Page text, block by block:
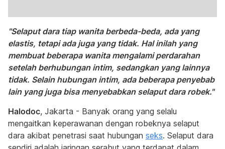
"Selaput dara tiap wanita berbeda-beda, ada yang
elastis, tetapi ada juga yang tidak. Hal inilah yang
membuat beberapa wanita mengalami perdarahan
setelah berhubungan intim, sedangkan yang lainnya
tidak. Selain hubungan intim, ada beberapa penyebab
lain yang juga bisa menyebabkan selaput dara robek."
Halodoc, Jakarta - Banyak orang yang selalu
mengaitkan keperawanan dengan robeknya selaput
dara akibat penetrasi saat hubungan seks. Selaput dara